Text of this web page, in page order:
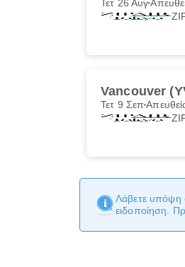
Τετ 26 Αυγ
Vancouver
Τετ 9 Σεπ
Λάβετε υπόψη
ειδοποίηση.